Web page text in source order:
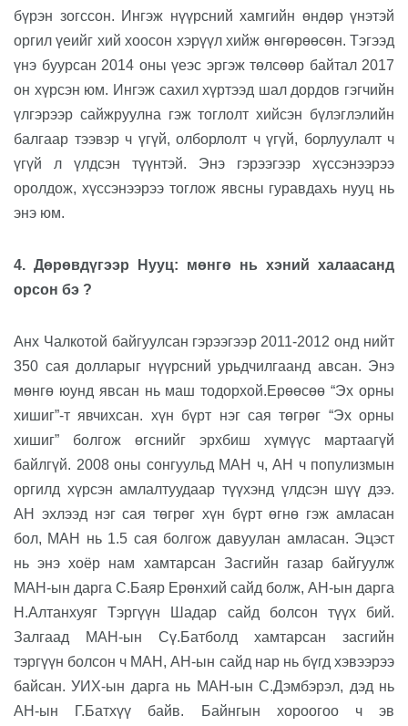
бүрэн зогссон. Ингэж нүүрсний хамгийн өндөр үнэтэй
оргил үеийг хий хоосон хэрүүл хийж өнгөрөөсөн. Тэгээд
үнэ буурсан 2014 оны үеэс эргэжтөлсөөр байтал 2017
он хүрсэн юм. Ингэж сахил хүртээд шал дордов гэгчийн
үлгэрээр сайжруулна гэж тоглолт хийсэн бүлэглэлийн
балгаар тээвэр ч үгүй, олборлолт ч үгүй, борлуулалт ч
үгүй л үлдсэн түүнтэй. Энэ гэрээгээр хүссэнээрээ
оролдож, хүссэнээрээ тоглож явсны гуравдахь нууц нь
энэ юм.
4. Дөрөвдүгээр Нууц: мөнгө нь хэний халаасанд
орсон бэ ?
Анх Чалкотой байгуулсан гэрээгээр 2011-2012 онд нийт
350 сая долларыг нүүрсний урьдчилгаанд авсан. Энэ
мөнгө юунд явсан нь маш тодорхой.Ерөөсөө “Эх орны
хишиг”-т явчихсан. хүн бүрт нэгсая төгрөг “Эх орны
хишиг” болгож өгснийг эрхбиш хүмүүс мартаагүй
байлгүй. 2008 оны сонгуульд МАН ч, АН ч популизмын
оргилд хүрсэн амлалтуудаар түүхэнд үлдсэн шүү дээ.
АН эхлээд нэгсая төгрөг хүн бүрт өгнө гэж амласан
бол, МАН нь1.5 сая болгож давуулан амласан. Эцэст
нь энэ хоёр нам хамтарсан Засгийн газар байгуулж
МАН-ын дарга С.Баяр Ерөнхий сайд болж, АН-ын дарга
Н.Алтанхуяг Тэргүүн Шадар сайд болсон түүх бий.
Залгаад МАН-ын Сү.Батболд хамтарсан засгийн
тэргүүн болсон ч МАН, АН-ын сайд нар нь бүгд хэвээрээ
байсан. УИХ-ын дарга нь МАН-ын С.Дэмбэрэл, дэд нь
АН-ын
Г.Батхүү байв. Байнгын хороогоо ч эв